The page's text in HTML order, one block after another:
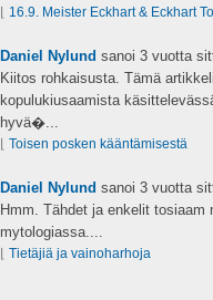
⌊ 16.9. Meister Eckhart & Eckhart
Daniel Nylund sanoi 3 vuotta
Kiitos rohkaisusta. Tämä
kopulukiusaamista
hyvä�...
⌊ Toisen posken kääntämisestä
Daniel Nylund sanoi 3 vuotta
Hmm. Tähdet ja enkelit tosiaam
mytologiassa....
⌊ Tietäjiä ja vainoharhoja